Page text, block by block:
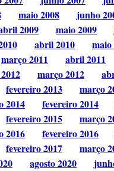
maio 2008 junho
2009 maio 2009
abril 2010 maio
março 2011 abril 2011
março 2012
fevereiro 2013 março
2014 fevereiro 2014
fevereiro 2015 março
2016 fevereiro 2016
fevereiro 2017 março
agosto 2020